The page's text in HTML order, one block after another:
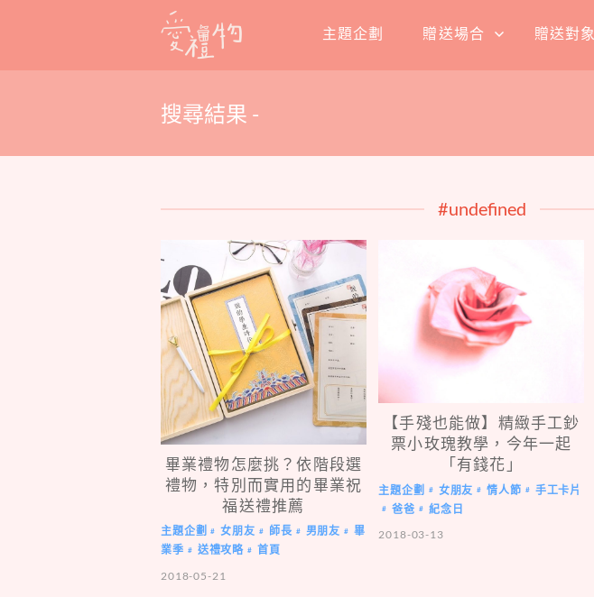
content
主題企劃 贈送場合 贈送對象
搜尋結果 -
#undefined
畢業禮物怎麼挑？依階段選
禮物，特別而實用的畢業祝
福送禮推薦
主題企劃 # 女朋友 # 師長 # 男朋友 #
畢
業季 # 送禮攻略 #
首頁
2018-05-21
【手殘也能做】精緻手工鈔
票小玫瑰教學，今年一起
「有錢花」
主題企劃 # 女朋友 # 情人節 # 手工卡片
# 爸爸 #
紀念日
2018-03-13